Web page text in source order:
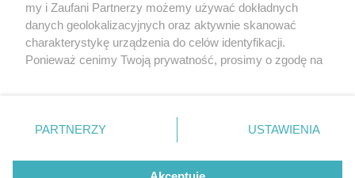
Nasze serwisy
Aktualności
Tcz24
Historia miasta
Muzyka i kultura
Archiwum wydarzeń
Zdjęcia miasta
my i Zaufani Partnerzy możemy używać dokładnych
danych geolokalizacyjnych oraz aktywnie skanować
charakterystykę urządzenia do celów identyfikacji.
Ponieważ cenimy Twoją prywatność, prosimy o zgodę na
znajdujący się w lewym dolnym rogu strony
. Niektóre
PARTNERZY USTAWIENIA